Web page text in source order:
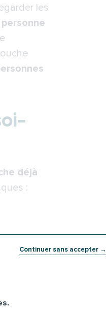
Continuer sans accepter →
les
déjà
:
être
et de